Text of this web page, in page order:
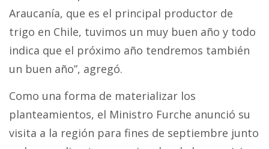
Araucanía, que es el principal productor de
trigo en Chile, tuvimos un muy buen año y todo
indica que el próximo año tendremos también
un buen año”, agregó.
Como una forma de materializar los
planteamientos, el Ministro Furche anunció su
visita a la región para fines de septiembre junto